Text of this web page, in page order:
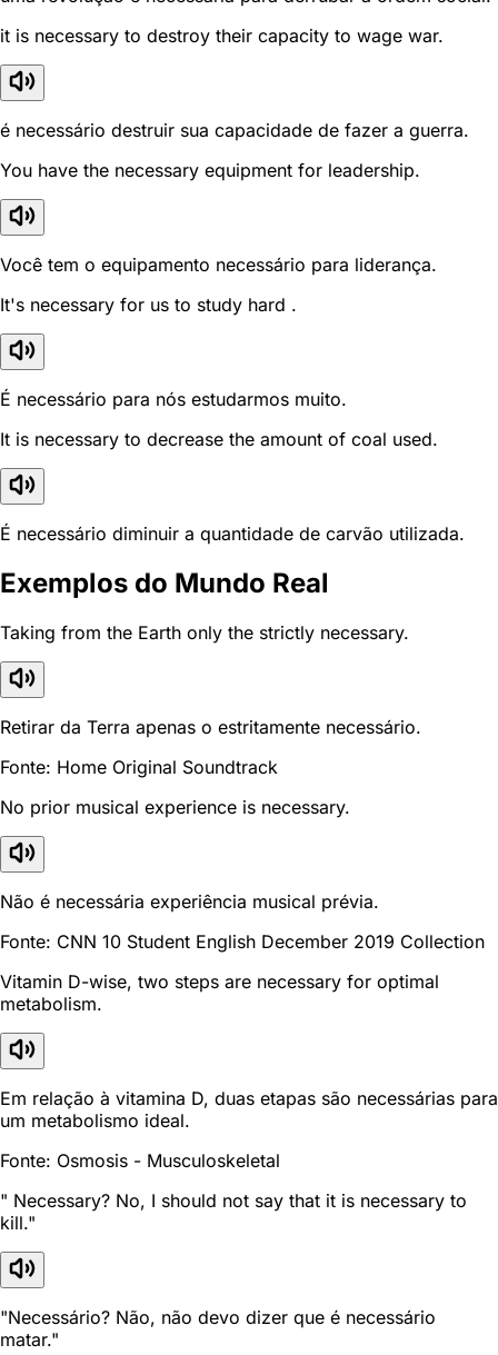
it is necessary to destroy their capacity to wage war.
é necessário destruir sua capacidade de fazer a guerra.
You have the necessary equipment for leadership.
Você tem o equipamento necessário para liderança.
It's necessary for us to study hard .
É necessário para nós estudarmos muito.
It is necessary to decrease the amount of coal used.
É necessário diminuir a quantidade de carvão utilizada.
Exemplos do Mundo Real
Taking from the Earth only the strictly necessary.
Retirar da Terra apenas o estritamente necessário.
Fonte: Home Original Soundtrack
No prior musical experience is necessary.
Não é necessária experiência musical prévia.
Fonte: CNN 10 Student English December 2019 Collection
Vitamin D-wise, two steps are necessary for optimal
metabolism.
Em relação à vitamina D, duas etapas são necessárias para
um metabolismo ideal.
Fonte: Osmosis - Musculoskeletal
" Necessary? No, I should not say that it is necessary to
kill."
"Necessário? Não, não devo dizer que é necessário
matar."